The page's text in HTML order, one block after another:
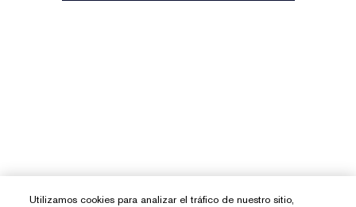
Utilizamos cookies para analizar el tráfico de nuestro sitio,